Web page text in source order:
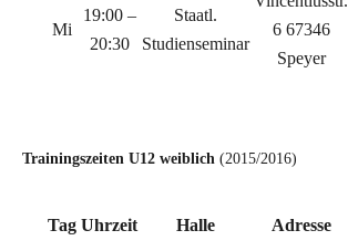
Mi
19:00 –
20:30
Staatl.
Studienseminar
6 67346
Speyer
Trainingszeiten U12 weiblich (2015/2016)
Tag Uhrzeit Halle Adresse